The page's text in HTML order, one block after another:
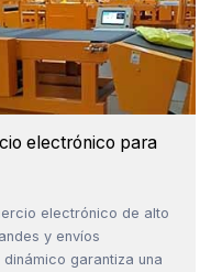
electrónico para
electrónico de alto
y envíos
garantiza una